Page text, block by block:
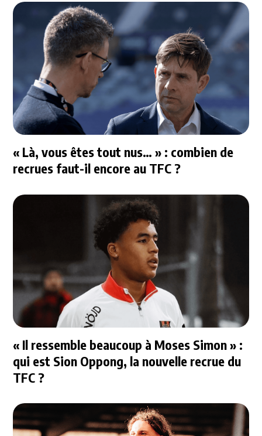
« Là, vous êtes tout nus… » : combien de
recrues faut-il encore au TFC ?
« Il ressemble beaucoup à Moses Simon » :
qui est Sion Oppong, la nouvelle recrue du
TFC ?